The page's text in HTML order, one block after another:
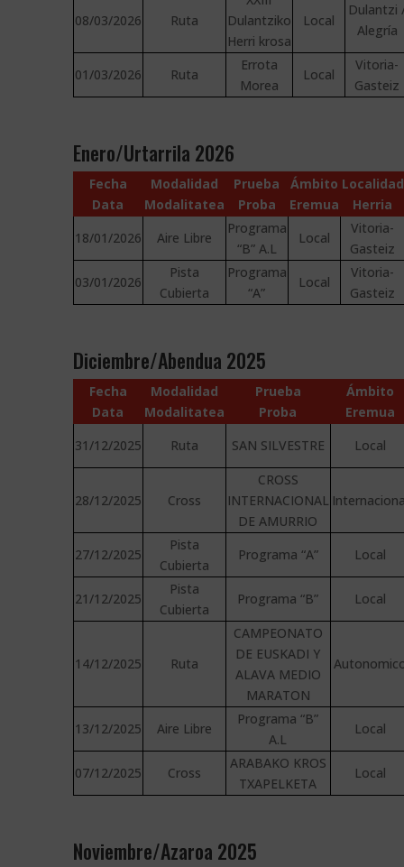
08/03/2026 Ruta
Dulantziko
Herri krosa
Local
Dulantzi
Alegría
01/03/2026 Ruta
Errota
Morea
Local
Vitoria-
Gasteiz
Enero/Urtarrila 2026
Fecha
Data
Modalidad
Modalitatea
Prueba
Proba
Ámbito
Eremua
Localidad
Herria
18/01/2026
Aire Libre
Programa
“B” A.L
Local
Vitoria-
Gasteiz
03/01/2026
Pista
Cubierta
Programa
“A”
Local
Vitoria-
Gasteiz
Diciembre/Abendua 2025
Fecha
Data
Modalidad
Modalitatea
Prueba
Proba
Ámbito
Eremua
31/12/2025
Ruta SAN SILVESTRE Local
28/12/2025 Cross
CROSS
INTERNACIONAL
DE AMURRIO
27/12/2025
Pista
Cubierta
Programa “A” Local
21/12/2025
Pista
Cubierta
Programa “B” Local
14/12/2025 Ruta
CAMPEONATO
DE EUSKADI Y
ALAVA MEDIO
MARATON
13/12/2025 Aire Libre
Programa “B”
A.L
Local
07/12/2025 Cross
ARABAKO KROS
TXAPELKETA
Local
Noviembre/Azaroa 2025